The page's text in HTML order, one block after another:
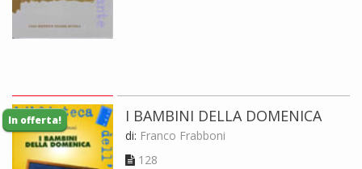
In offerta! I BAMBINI DELLA DOMENICA
di: Franco Frabboni
128